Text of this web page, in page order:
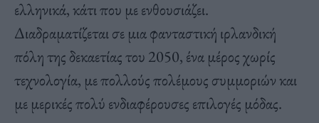
ελληνικά, κάτι που με ενθουσιάζει.
Διαδραματίζεται σε μια φανταστική ιρλανδική
πόλη της δεκαετίας του 2050, ένα μέρος χωρίς
τεχνολογία, με πολλούς πολέμους συμμοριών και
με μερικές πολύ ενδιαφέρουσες επιλογές μόδας.